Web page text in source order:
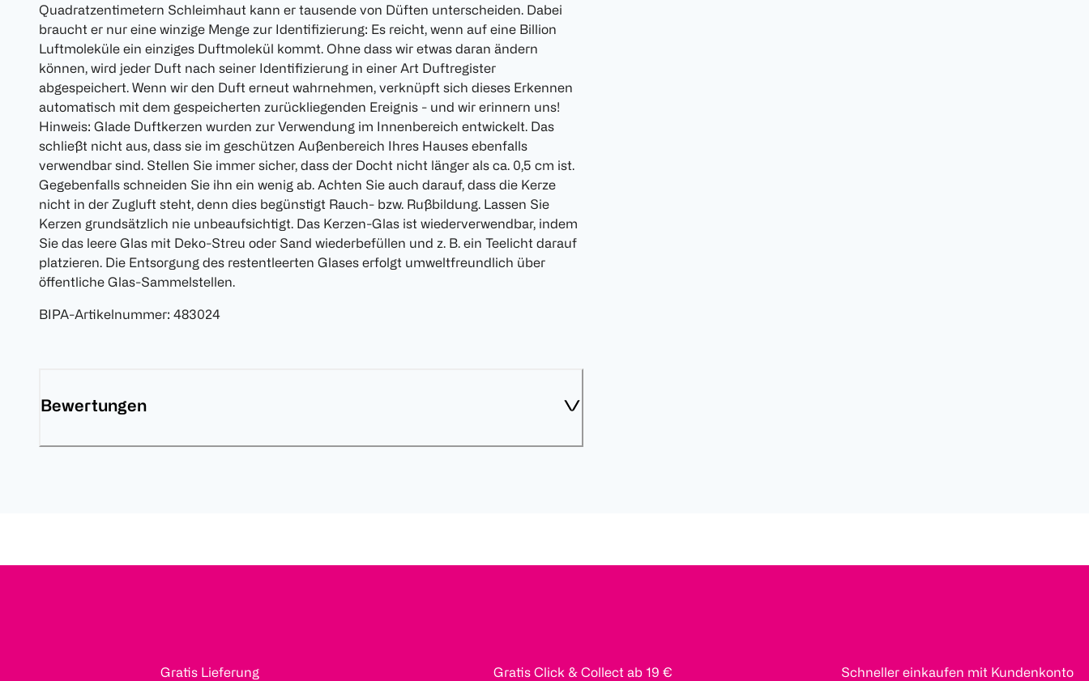
Quadratzentimetern Schleimhaut kann er tausende von Düften unterscheiden. Dabei
braucht er nur eine winzige Menge zur Identifizierung: Es reicht, wenn auf eine Billion
Luftmoleküle ein einziges Duftmolekül kommt. Ohne dass wir etwas daran ändern
können, wird jeder Duft nach seiner Identifizierung in einer Art Duftregister
abgespeichert. Wenn wir den Duft erneut wahrnehmen, verknüpft sich dieses Erkennen
automatisch mit dem gespeicherten zurückliegenden Ereignis - und wir erinnern uns!
Hinweis: Glade Duftkerzen wurden zur Verwendung im Innenbereich entwickelt. Das
schließt nicht aus, dass sie im geschützen Außenbereich Ihres Hauses ebenfalls
verwendbar sind. Stellen Sie immer sicher, dass der Docht nicht länger als ca. 0,5 cm ist.
Gegebenfalls schneiden Sie ihn ein wenig ab. Achten Sie auch darauf, dass die Kerze
nicht in der Zugluft steht, denn dies begünstigt Rauch- bzw. Rußbildung. Lassen Sie
Kerzen grundsätzlich nie unbeaufsichtigt. Das Kerzen-Glas ist wiederverwendbar, indem
Sie das leere Glas mit Deko-Streu oder Sand wiederbefüllen und z. B. ein Teelicht darauf
platzieren. Die Entsorgung des restentleerten Glases erfolgt umweltfreundlich über
öffentliche Glas-Sammelstellen.
BIPA-Artikelnummer: 483024
Bewertungen
Gratis Lieferung
Gratis Click & Collect ab 19 € Schneller einkaufen mit Kundenkonto